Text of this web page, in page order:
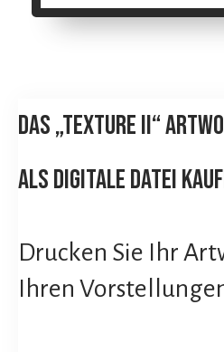
Das „TEXTURE II“
als digitale datei
Drucken Sie Ihr
Ihren